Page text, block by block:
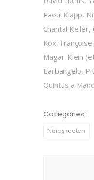
Raoul Klapp,
Chantal Keller,
Kox,
Magar-Klein
Barbangelo,
Quintus a
Categories :
Neiegkeeten